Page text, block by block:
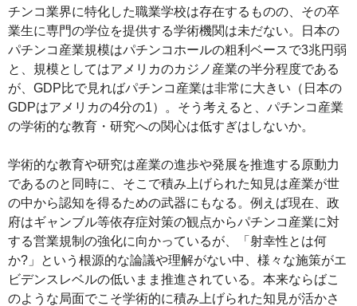
チンコ業界に特化した職業学校は存在するものの、その卒
業生に専門の学位を提供する学術機関は未だない。日本の
パチンコ産業規模はパチンコホールの粗利ベースで3兆円弱
と、規模としてはアメリカのカジノ産業の半分程度である
が、GDP比で見ればパチンコ産業は非常に大きい（日本の
GDPはアメリカの4分の1）。そう考えると、パチンコ産業
の学術的な教育・研究への関心は低すぎはしないか。
学術的な教育や研究は産業の進歩や発展を推進する原動力
であるのと同時に、そこで積み上げられた知見は産業が世
の中から認知を得るための武器にもなる。例えば現在、政
府はギャンブル等依存症対策の観点からパチンコ産業に対
する営業規制の強化に向かっているが、「射幸性とは何
か?」という根源的な論議や理解がない中、様々な施策がエ
ビデンスレベルの低いまま推進されている。本来ならばこ
のような局面でこそ学術的に積み上げられた知見が活かさ